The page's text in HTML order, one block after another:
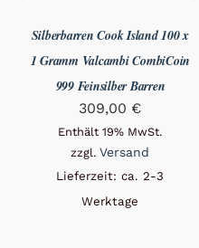
Silberbarren Cook Island 100 x
1 Gramm Valcambi CombiCoin
999 Feinsilber Barren
309,00 €
Enthält 19% MwSt.
zzgl.Versand
Lieferzeit: ca. 2-3
Werktage